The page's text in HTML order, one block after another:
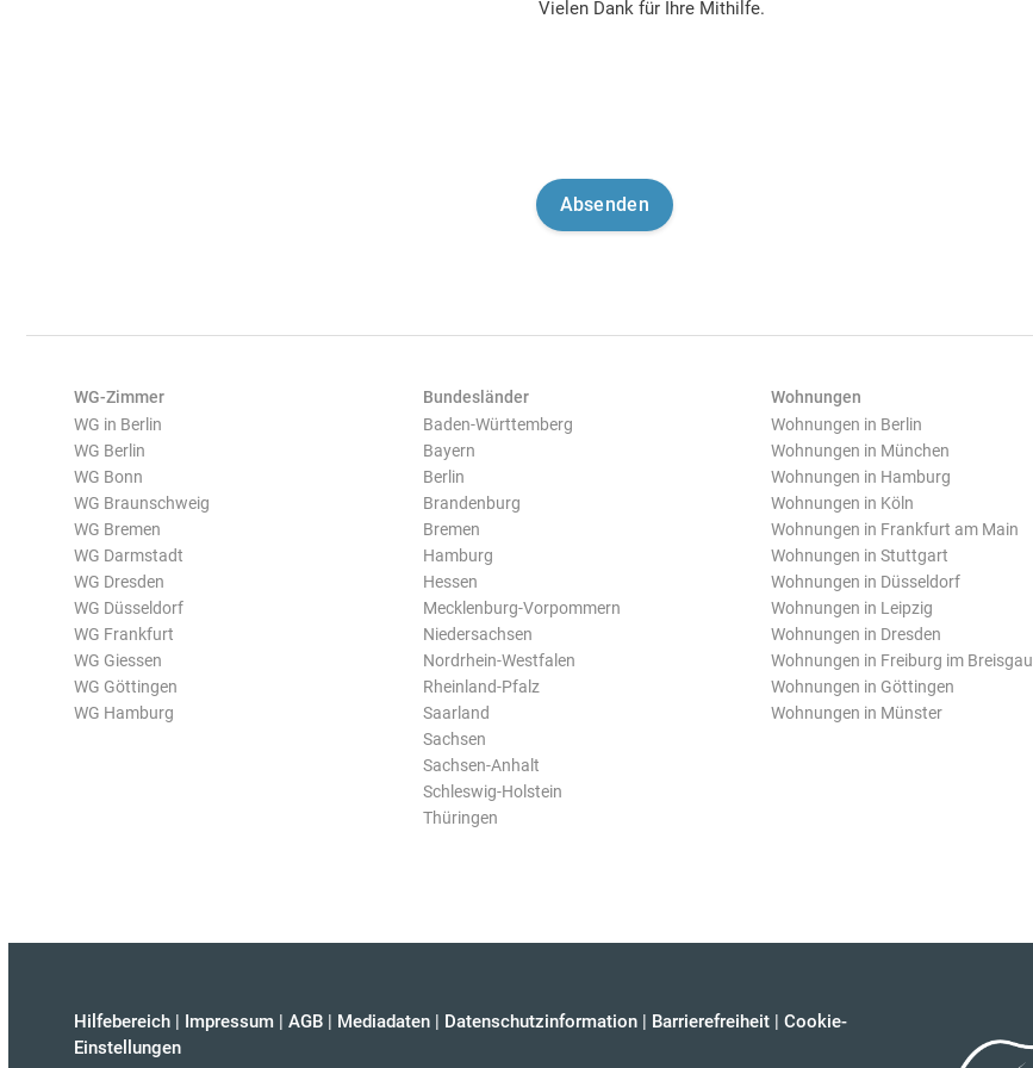
Vielen Dank für Ihre Mithilfe.
WG-Zimmer
WG in Berlin
WG Berlin
WG Bonn
WG Braunschweig
WG Bremen
WG Darmstadt
WG Dresden
WG Düsseldorf
WG Frankfurt
WG Giessen
WG Göttingen
WG Hamburg
Bundesländer
Baden-Württemberg
Bayern
Berlin
Brandenburg
Bremen
Hamburg
Hessen
Mecklenburg-Vorpommern
Niedersachsen
Nordrhein-Westfalen
Rheinland-Pfalz
Saarland
Sachsen
Sachsen-Anhalt
Schleswig-Holstein
Thüringen
Wohnungen
Wohnungen in Berlin
Wohnungen in München
Wohnungen in Hamburg
Wohnungen in Köln
Wohnungen in Frankfurt am Main
Wohnungen in Stuttgart
Wohnungen in Düsseldorf
Wohnungen in Leipzig
Wohnungen in Dresden
Wohnungen in Freiburg im Breisgau
Wohnungen in Göttingen
Wohnungen in Münster
Hilfebereich | Impressum | AGB | Mediadaten | Datenschutzinformation | Barrierefreiheit | Cookie-
Einstellungen